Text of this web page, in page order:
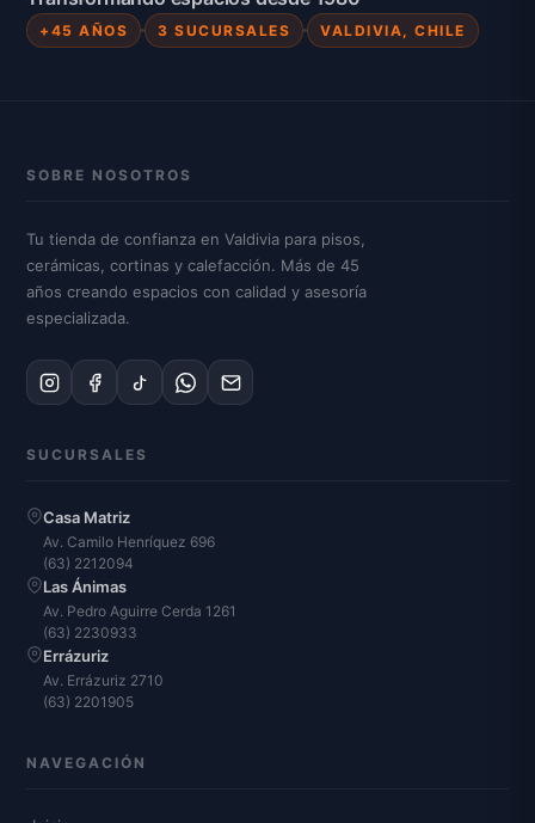
+45 AÑOS 3 SUCURSALES VALDIVIA, CHILE
SOBRE NOSOTROS
Tu tienda de confianza en Valdivia para pisos,
cerámicas, cortinas y calefacción. Más de 45
años creando espacios con calidad y asesoría
especializada.
SUCURSALES
Casa Matriz
Av. Camilo Henríquez 696
(63) 2212094
Las Ánimas
Av. Pedro Aguirre Cerda 1261
(63) 2230933
Errázuriz
Av. Errázuriz 2710
(63) 2201905
NAVEGACIÓN